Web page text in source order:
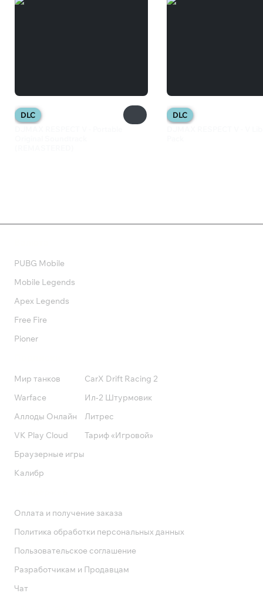
DLC
DLC
PUBG Mobile
Mobile Legends
Apex Legends
Free Fire
Pioner
Мир танков
Warface
Аллоды Онлайн
VK Play Cloud
Браузерные игры
Калибр
CarX Drift Racing 2
Ил-2 Штурмовик
Литрес
Тариф «Игровой»
Оплата и получение заказа
Политика обработки персональных данных
Пользовательское соглашение
Разработчикам и Продавцам
Чат